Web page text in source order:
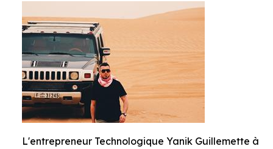
L'entrepreneur Technologique Yanik Guillemette à